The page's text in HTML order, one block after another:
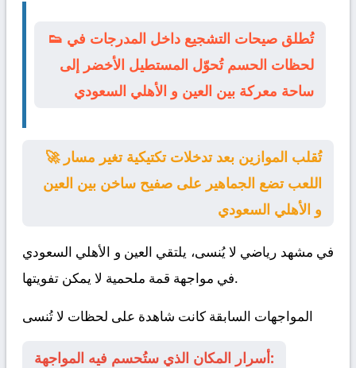
👟 تُطلق صيحات التشجيع داخل المدرجات في
لحظات الحسم تُحوّل المستطيل الأخضر إلى
ساحة معركة بين العين و الأهلي السعودي
🚀 تُقلب الموازين بعد تدخلات تكتيكية تغير مسار
اللعب تضع الجماهير على صفيح ساخن بين العين
و الأهلي السعودي
في مشهد رياضي لا يُنسى، يلتقي العين و الأهلي السعودي
في مواجهة قمة ملحمية لا يمكن تفويتها.
المواجهات السابقة كانت شاهدة على لحظات لا تُنسى
أسرار المكان الذي ستُحسم فيه المواجهة: